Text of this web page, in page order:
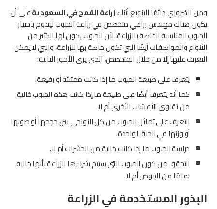
ومن الضروري دائمًا التنويع أثناءزراعة القمح في السعوديةعلى أن
يكون هناك مهندس زراعي متخصص في زراعة الحبوب ليقوم باختيار
الحبوب المناسبة الخاصة بالزراعة، لأن الحبوب يكون لها الكثير من
الأنواع والمواصفات أيضًا التي تكون خاصة بها للزراعة، والتي لا يمكن
التعرف عليها إلا من خلال المتخصص، الذي يرى الأمور التالية:
يتعرف على طبيعة الحبوب ما إذا كانت ممتلئة أو رفيعة.
كما أنه يتعرف أيضًا على طبيعة ما إذا كانت هذه الحبوب خالية
من تقاوي الأعشاب الأخرى أم لا.
التعرف على تماثل الحبوب من كل النواحي بين حجمها أو طولها
أو وزنها في الحبة الواحدة.
دراسة الحبوب ما إذا كانت خالية من الحشرات أم لا.
التحقق من كون الحبوب التي سيتم شراءها للزراعة بأنها خالية
تمامًا من البيوض أم لا.
البذور المستخدمة في الزراعة